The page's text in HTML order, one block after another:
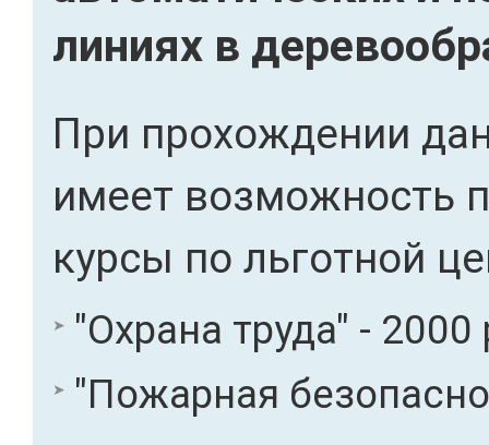
линиях в
При прохождении
имеет возможность
курсы по льготной
"Охрана труда" - 2000
"Пожарная